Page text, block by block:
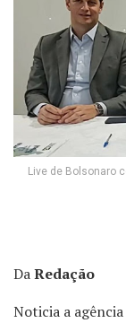
Live de Bolsonaro
DaRedação
Noticia a